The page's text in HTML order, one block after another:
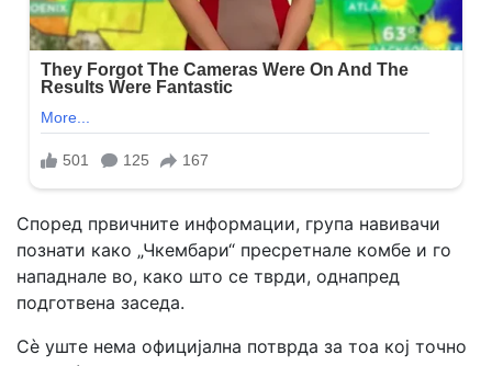
Според првичните информации, група навивачи
познати како „Чкембари“ пресретнале комбе и го
нападнале во, како што се тврди, однапред
подготвена заседа.
Сè уште нема официјална потврда за тоа кој точно